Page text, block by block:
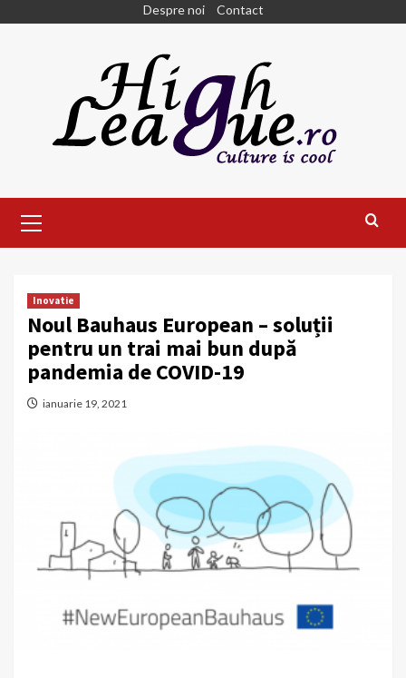
Despre noi Contact
Menu
Inovatie
Noul Bauhaus European – soluții
pentru un trai mai bun după
pandemia de COVID-19
ianuarie 19, 2021